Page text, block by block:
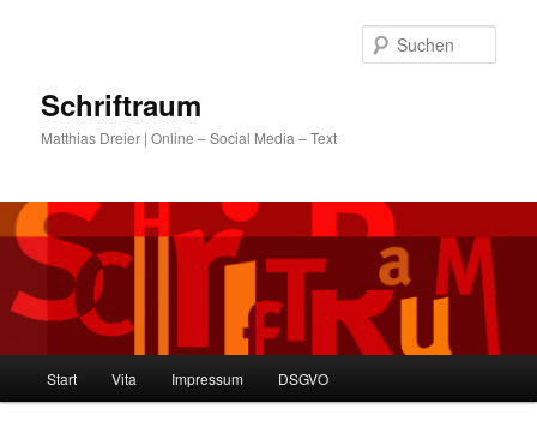
Schriftraum
Matthias Dreier | Online – Social Media – Text
Start Vita Impressum DSGVO